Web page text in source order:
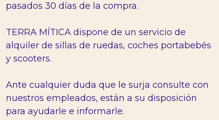
pasados 30 días de la compra.
TERRA MÍTICA dispone de un servicio de
alquiler de sillas de ruedas, coches portabebés
y scooters.
Ante cualquier duda que le surja consulte con
nuestros empleados, están a su disposición
para ayudarle e informarle.